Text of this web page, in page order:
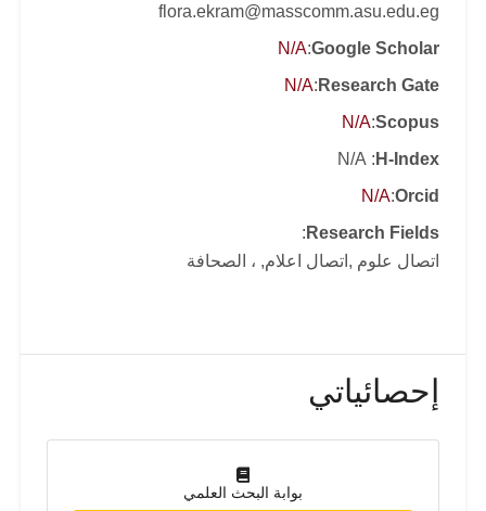
flora.ekram@masscomm.asu.edu.eg
Google Scholar
:
N/A
Research Gate
:
N/A
Scopus
:
N/A
H-Index
: N/A
Orcid
:
N/A
Research Fields
:
اتصال علوم ,اتصال اعلام, ، الصحافة
إحصائياتي
بوابة البحث العلمي